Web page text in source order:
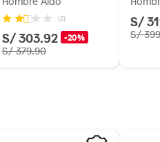
(2)
S/ 303.92 -20%
S/ 379.90
S/
S/